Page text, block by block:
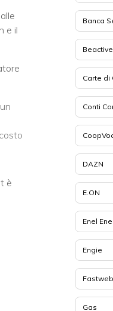
e il
è
Banca
Beactive
Carte di
Conti
DAZN
E.ON
Enel
Engie
Fastweb
Gas